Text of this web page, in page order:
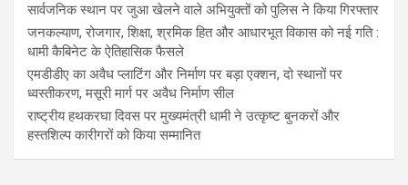
सार्वजनिक स्थान पर जुआ खेलने वाले अभियुक्तों को पुलिस ने किया गिरफ्तार
जनकल्याण, रोजगार, शिक्षा, श्रमिक हित और आधारभूत विकास को नई गति :
धामी कैबिनेट के ऐतिहासिक फैसले
एमडीडीए का अवैध प्लाटिंग और निर्माण पर बड़ा एक्शन, दो स्थानों पर
ध्वस्तीकरण, मसूरी मार्ग पर अवैध निर्माण सील
राष्ट्रीय हथकरघा दिवस पर मुख्यमंत्री धामी ने उत्कृष्ट बुनकरों और
हस्तशिल्प कारीगरों को किया सम्मानित